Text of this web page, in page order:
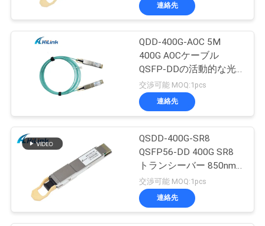
連絡先
QDD-400G-AOC 5M
400G AOCケーブル
QSFP-DDの活動的な光
ケーブルCustomizted
交渉可能 MOQ:1pcs
連絡先
QSDD-400G-SR8
QSFP56-DD 400G SR8
トランシーバー 850nm
150M MPT/MPO-16
DOM
交渉可能 MOQ:1pcs
連絡先